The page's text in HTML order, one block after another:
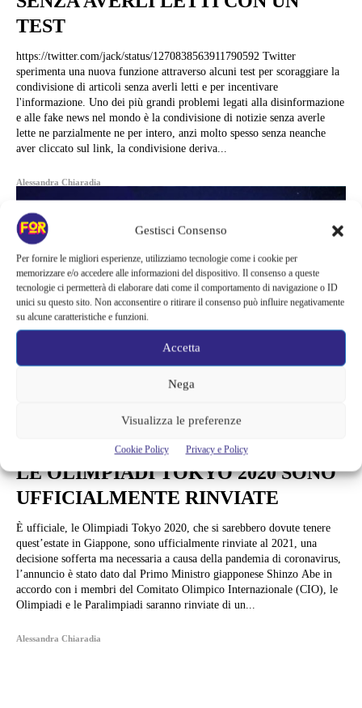
Gestisci Consenso
Per fornire le migliori esperienze, utilizziamo tecnologie come i cookie per
memorizzare e/o accedere alle informazioni del dispositivo. Il consenso a queste
tecnologie ci permetterà di elaborare dati come il comportamento di navigazione o ID
unici su questo sito. Non acconsentire o ritirare il consenso può influire negativamente
su alcune caratteristiche e funzioni.
Accetta
Nega
Visualizza le preferenze
Cookie Policy Privacy e Policy
TEST
https://twitter.com/jack/status/1270838563911790592 Twitter
sperimenta una nuova funzione attraverso alcuni test per scoraggiare la
condivisione di articoli senza averli letti e per incentivare
l'informazione. Uno dei più grandi problemi legati alla disinformazione
e alle fake news nel mondo è la condivisione di notizie senza averle
lette ne parzialmente ne per intero, anzi molto spesso senza neanche
aver cliccato sul link, la condivisione deriva...
Alessandra Chiaradia
LE OLIMPIADI TOKYO 2020 SONO
UFFICIALMENTE RINVIATE
È ufficiale, le Olimpiadi Tokyo 2020, che si sarebbero dovute tenere
quest’estate in Giappone, sono ufficialmente rinviate al 2021, una
decisione sofferta ma necessaria a causa della pandemia di coronavirus,
l’annuncio è stato dato dal Primo Ministro giapponese Shinzo Abe in
accordo con i membri del Comitato Olimpico Internazionale (CIO), le
Olimpiadi e le Paralimpiadi saranno rinviate di un...
Alessandra Chiaradia